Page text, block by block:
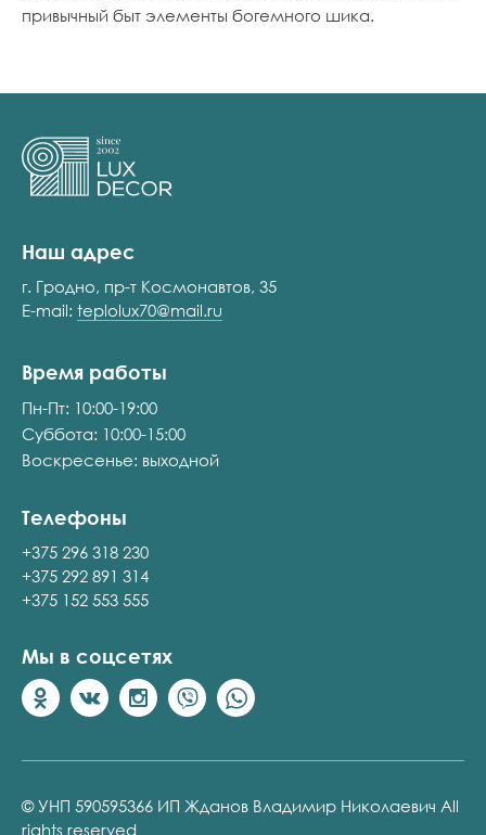
привычный быт элементы богемного шика.
Наш адрес
г. Гродно, пр-т Космонавтов, 35
E-mail: teplolux70@mail.ru
Время работы
Пн-Пт: 10:00-19:00
Суббота: 10:00-15:00
Воскресенье: выходной
Телефоны
+375 296 318 230
+375 292 891 314
+375 152 553 555
Мы в соцсетях
© УНП 590595366 ИП Жданов Владимир Николаевич All
rights reserved